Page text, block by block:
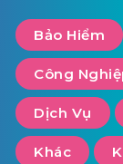
Bảo Hiểm
Công
Dịch Vụ
Khác